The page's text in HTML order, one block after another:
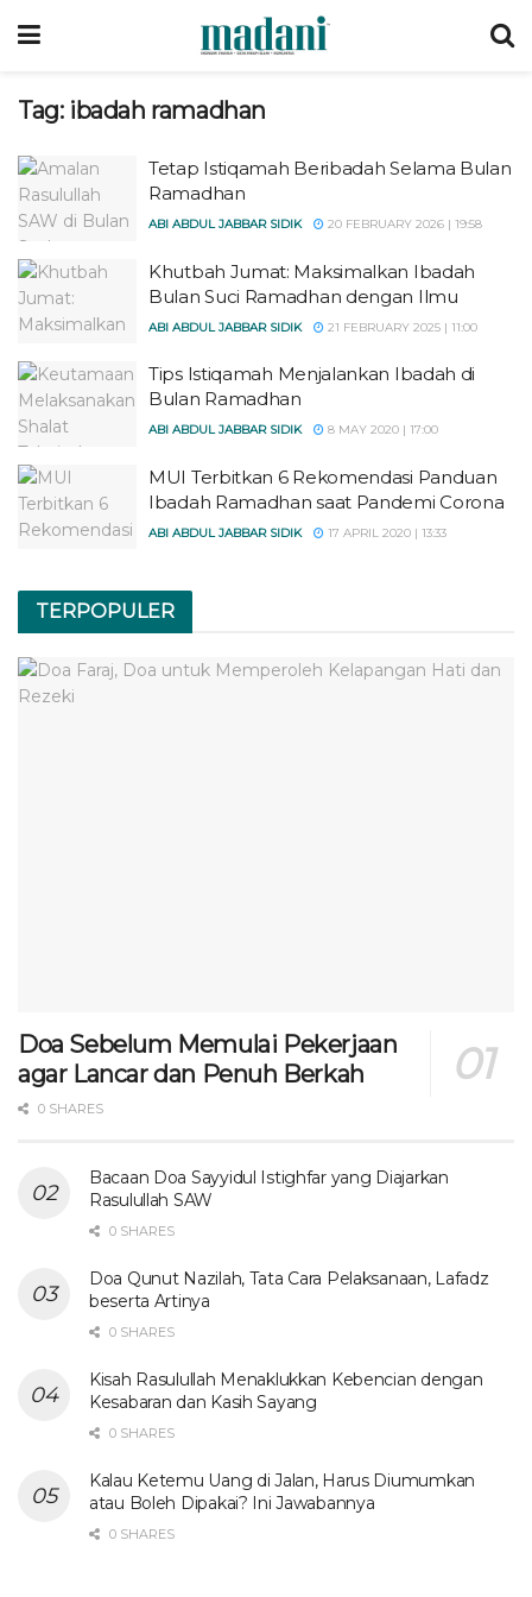
Tag: ibadah ramadhan
Tetap Istiqamah Beribadah Selama Bulan
Ramadhan
ABI ABDUL JABBAR SIDIK 20 FEBRUARY 2026 | 19:58
Khutbah Jumat: Maksimalkan Ibadah
Bulan Suci Ramadhan dengan Ilmu
ABI ABDUL JABBAR SIDIK 21 FEBRUARY 2025 | 11:00
Tips Istiqamah Menjalankan Ibadah di
Bulan Ramadhan
ABI ABDUL JABBAR SIDIK 8 MAY 2020 | 17:00
MUI Terbitkan 6 Rekomendasi Panduan
Ibadah Ramadhan saat Pandemi Corona
ABI ABDUL JABBAR SIDIK 17 APRIL 2020 | 13:33
TERPOPULER
Doa Sebelum Memulai Pekerjaan
agar Lancar dan Penuh Berkah
0 SHARES
Bacaan Doa Sayyidul Istighfar yang Diajarkan
Rasulullah SAW
0 SHARES
Doa Qunut Nazilah, Tata Cara Pelaksanaan, Lafadz
beserta Artinya
0 SHARES
Kisah Rasulullah Menaklukkan Kebencian dengan
Kesabaran dan Kasih Sayang
0 SHARES
Kalau Ketemu Uang di Jalan, Harus Diumumkan
atau Boleh Dipakai? Ini Jawabannya
0 SHARES